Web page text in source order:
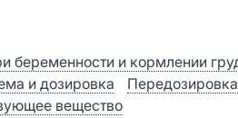
беременности и кормлении
и дозировка
Передозировка
вещество